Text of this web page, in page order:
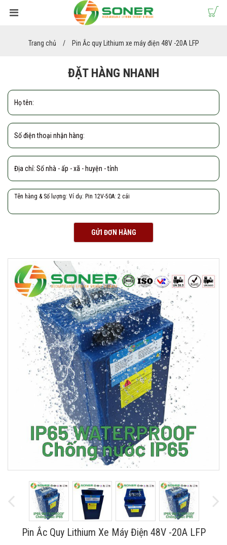
Trang chủ Pin Ắc quy Lithium xe máy điện 48V -20A LFP
ĐẶT HÀNG NHANH
GỬI ĐƠN HÀNG
Pin Ắc Quy Lithium Xe Máy Điện 48V -20A LFP